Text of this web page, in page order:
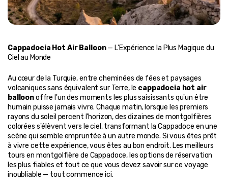
Cappadocia Hot Air Balloon — L'Expérience la Plus Magique du
Ciel au Monde
Au cœur de la Turquie, entre cheminées de fées et paysages
volcaniques sans équivalent sur Terre, le cappadocia hot air
balloon offre l'un des moments les plus saisissants qu'un être
humain puisse jamais vivre. Chaque matin, lorsque les premiers
rayons du soleil percent l'horizon, des dizaines de montgolfières
colorées s'élèvent vers le ciel, transformant la Cappadoce en une
scène qui semble empruntée à un autre monde. Si vous êtes prêt
à vivre cette expérience, vous êtes au bon endroit. Les meilleurs
tours en montgolfière de Cappadoce, les options de réservation
les plus fiables et tout ce que vous devez savoir sur ce voyage
inoubliable — tout commence ici.